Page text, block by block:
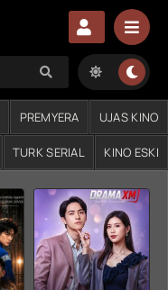
PREMYERA UJAS KINO
TURK SERIAL KINO ESKI